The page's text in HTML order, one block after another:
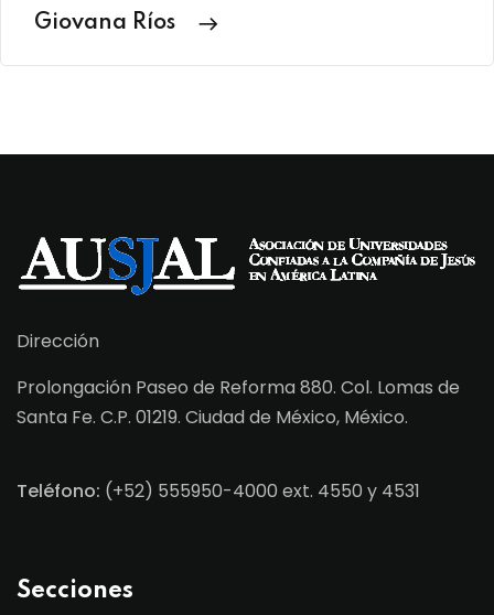
Giovana Ríos
Dirección
Prolongación Paseo de Reforma 880. Col. Lomas de
Santa Fe. C.P. 01219. Ciudad de México, México.
Teléfono: (+52) 555950-4000 ext. 4550 y 4531
Secciones